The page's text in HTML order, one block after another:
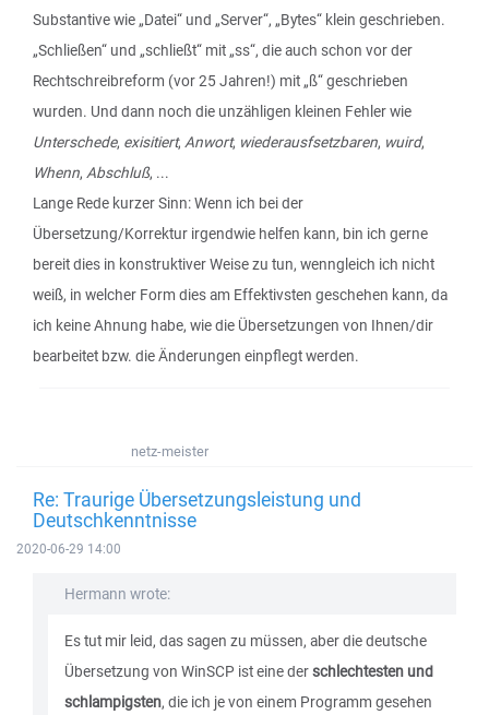
Substantive wie „Datei“ und „Server“, „Bytes“ klein geschrieben.
„Schließen“ und „schließt“ mit „ss“, die auch schon vor der
Rechtschreibreform (vor 25 Jahren!) mit „ß“ geschrieben
wurden. Und dann noch die unzähligen kleinen Fehler wie
Unterschede, exisitiert, Anwort, wiederausfsetzbaren, wuird,
Whenn, Abschluß, ...
Lange Rede kurzer Sinn: Wenn ich bei der
Übersetzung/Korrektur irgendwie helfen kann, bin ich gerne
bereit dies in konstruktiver Weise zu tun, wenngleich ich nicht
weiß, in welcher Form dies am Effektivsten geschehen kann, da
ich keine Ahnung habe, wie die Übersetzungen von Ihnen/dir
bearbeitet bzw. die Änderungen einpflegt werden.
netz-meister
Re: Traurige Übersetzungsleistung und
Deutschkenntnisse
2020-06-29 14:00
Hermann wrote:
Es tut mir leid, das sagen zu müssen, aber die deutsche
Übersetzung von WinSCP ist eine derschlechtesten und
schlampigsten, die ich je von einem Programm gesehen